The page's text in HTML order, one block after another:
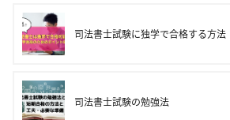
司法書士試験に独学で合格する方法
司法書士試験の勉強法